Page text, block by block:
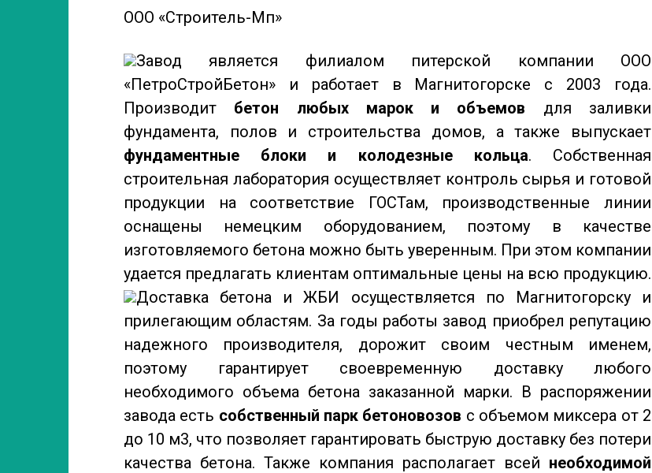
ООО «Строитель-Мп»
Завод является филиалом питерской компании ООО
«ПетроСтройБетон» и работает в Магнитогорске с 2003 года.
Производит бетон любых марок и объемов для заливки
фундамента, полов и строительства домов, а также выпускает
фундаментные блоки и колодезные кольца. Собственная
строительная лаборатория осуществляет контроль сырья и готовой
продукции на соответствие ГОСТам, производственные линии
оснащены немецким оборудованием, поэтому в качестве
изготовляемого бетона можно быть уверенным. При этом компании
удается предлагать клиентам оптимальные цены на всю продукцию.
Доставка бетона и ЖБИ осуществляется по Магнитогорску и
прилегающим областям. За годы работы завод приобрел репутацию
надежного производителя, дорожит своим честным именем,
поэтому гарантирует своевременную доставку любого
необходимого объема бетона заказанной марки. В распоряжении
завода есть собственный парк бетоновозов с объемом миксера от 2
до 10 м3, что позволяет гарантировать быструю доставку без потери
качества бетона. Также компания располагает всей необходимой